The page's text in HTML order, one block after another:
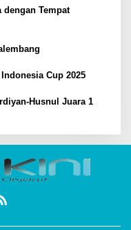
dengan Tempat
Cup 2025
Husnul Juara 1